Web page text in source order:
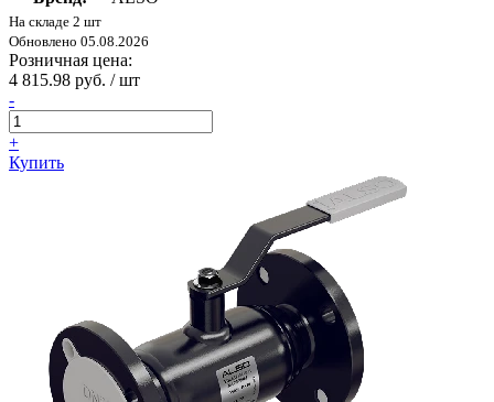
На складе 2 шт
Обновлено 05.08.2026
Розничная цена:
4 815.98 руб. / шт
-
+
Купить